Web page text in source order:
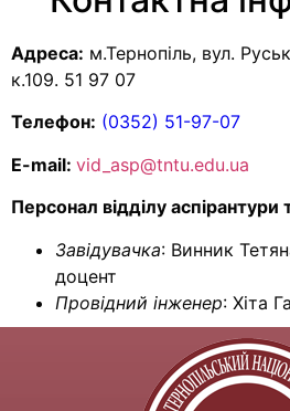
Адреса: м.Тернопіль, вул.
к.109. 51 97 07
Телефон: (0352) 51-97-07
E-mail: vid_asp@tntu.edu.ua
Персонал відділу
Завідувачка: Винник
доцент
Провідний інженер: Хіта